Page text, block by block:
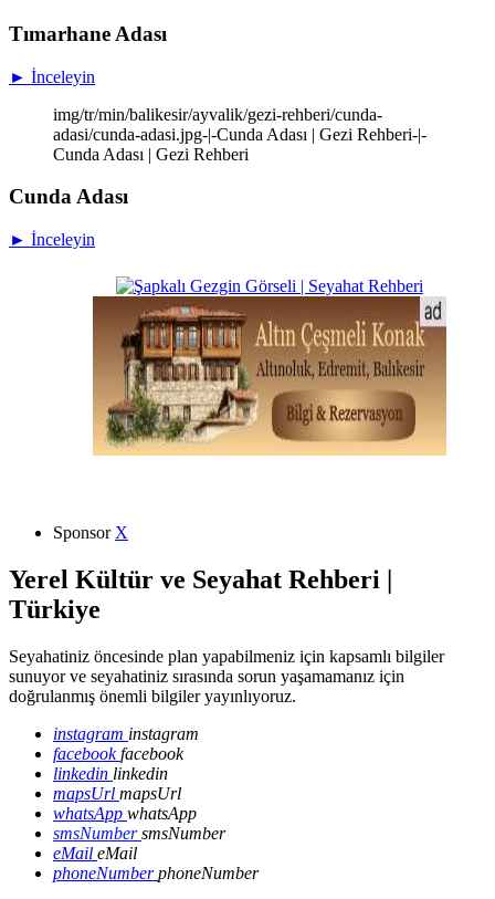
Tımarhane Adası
► İnceleyin
img/tr/min/balikesir/ayvalik/gezi-rehberi/cunda-
adasi/cunda-adasi.jpg-|-Cunda Adası | Gezi Rehberi-|-
Cunda Adası | Gezi Rehberi
Cunda Adası
► İnceleyin
Sponsor X
Yerel Kültür ve Seyahat Rehberi |
Türkiye
Seyahatiniz öncesinde plan yapabilmeniz için kapsamlı bilgiler
sunuyor ve seyahatiniz sırasında sorun yaşamamanız için
doğrulanmış önemli bilgiler yayınlıyoruz.
instagram instagram
facebookfacebook
linkedin linkedin
mapsUrl mapsUrl
whatsApp whatsApp
smsNumbersmsNumber
eMail eMail
phoneNumberphoneNumber